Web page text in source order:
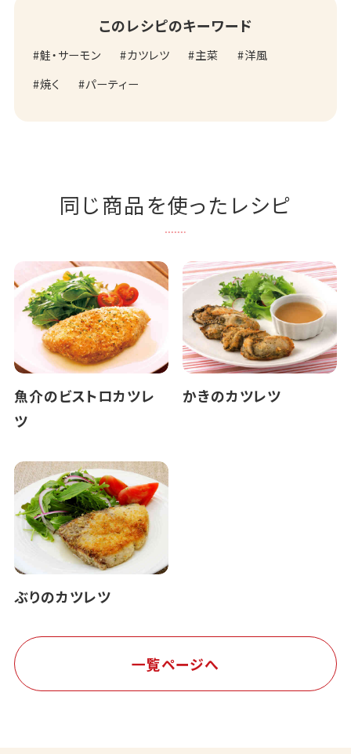
このレシピのキーワード
鮭・サーモン カツレツ 主菜
洋風
焼く
パーティー
同じ商品を使ったレシピ
魚介のビストロカツレ
ツ
かきのカツレツ
ぶりのカツレツ
一覧ページへ